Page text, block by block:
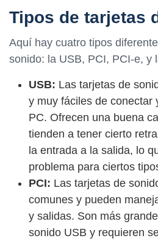
Tipos de tarjetas
Aquí hay cuatro tipos
sonido: la USB, PCI, PCI-e, y
USB: Las tarjetas de
y muy fáciles de conectar
PC. Ofrecen una buena
tienden a tener cierto
la entrada a la salida, lo
problema para ciertos
PCI: Las tarjetas de
comunes y pueden
y salidas. Son más
sonido USB y requieren